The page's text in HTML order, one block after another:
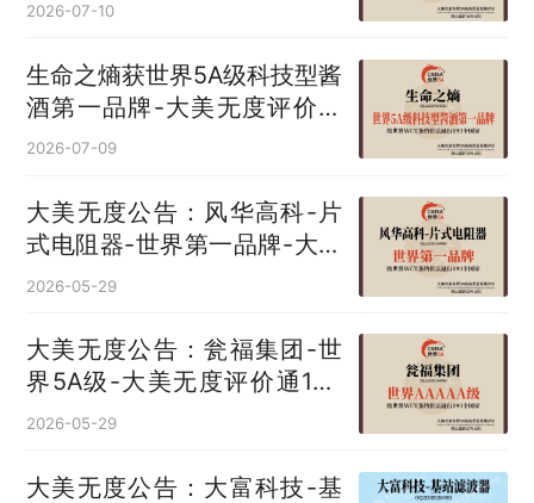
2026-07-10
生命之熵获世界5A级科技型酱
酒第一品牌-大美无度评价通
193国
2026-07-09
大美无度公告：风华高科-片
式电阻器‌-世界第一品牌-大美
无度评价通193国
2026-05-29
大美无度公告：瓮福集团-世
界5A级-大美无度评价通193
国
2026-05-29
大美无度公告：大富科技-基